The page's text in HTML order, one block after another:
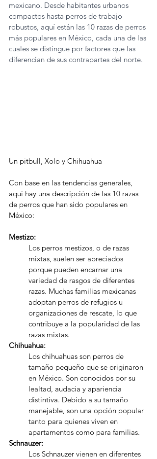
mexicano. Desde habitantes urbanos
compactos hasta perros de trabajo
robustos, aquí están las 10 razas de perros
más populares en México, cada una de las
cuales se distingue por factores que las
diferencian de sus contrapartes del norte.
Un pitbull, Xolo y Chihuahua
Con base en las tendencias generales,
aquí hay una descripción de las 10 razas
de perros que han sido populares en
México:
Mestizo:
Los perros mestizos, o de razas
mixtas, suelen ser apreciados
porque pueden encarnar una
variedad de rasgos de diferentes
razas. Muchas familias mexicanas
adoptan perros de refugios u
organizaciones de rescate, lo que
contribuye a la popularidad de las
razas mixtas.
Chihuahua:
Los chihuahuas son perros de
tamaño pequeño que se originaron
en México. Son conocidos por su
lealtad, audacia y apariencia
distintiva. Debido a su tamaño
manejable, son una opción popular
tanto para quienes viven en
apartamentos como para familias.
Schnauzer:
Los Schnauzer vienen en diferentes